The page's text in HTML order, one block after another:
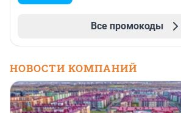
Все промокоды
НОВОСТИ КОМПАНИЙ